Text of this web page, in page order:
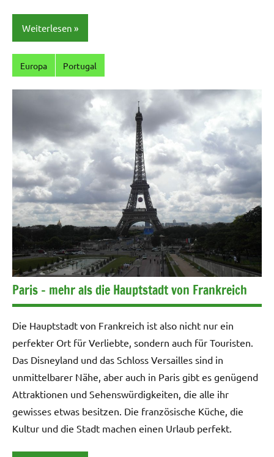
Weiterlesen
Europa Portugal
Paris – mehr als die Hauptstadt von Frankreich
Die Hauptstadt von Frankreich ist also nicht nur ein
perfekter Ort für Verliebte, sondern auch für Touristen.
Das Disneyland und das Schloss Versailles sind in
unmittelbarer Nähe, aber auch in Paris gibt es genügend
Attraktionen und Sehenswürdigkeiten, die alle ihr
gewisses etwas besitzen. Die französische Küche, die
Kultur und die Stadt machen einen Urlaub perfekt.